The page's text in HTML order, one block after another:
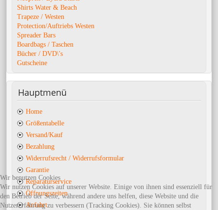
Shirts Water & Beach
Trapeze / Westen
Protection/Auftriebs Westen
Spreader Bars
Boardbags / Taschen
Bücher / DVD\'s
Gutscheine
Hauptmenü
Home
Größentabelle
Versand/Kauf
Bezahlung
Widerrufsrecht / Widerrufsformular
Garantie
Reparaturservice
Öffnungszeiten
Anfahrt
Wir benutzen Cookies
Wir nutzen Cookies auf unserer Website. Einige von ihnen sind essenziell für
den Betrieb der Seite, während andere uns helfen, diese Website und die
Nutzererfahrung zu verbessern (Tracking Cookies). Sie können selbst